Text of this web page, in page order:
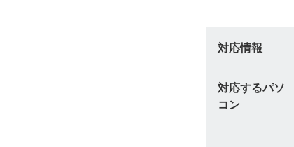
対応情報
対応するパソ
コン